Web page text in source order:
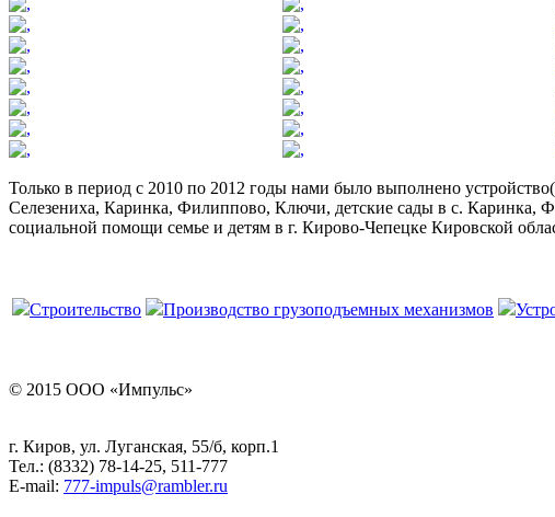
Только в период с 2010 по 2012 годы нами было выполнено
Селезениха, Каринка, Филиппово, Ключи, детские сады в с. Каринка,
социальной помощи семье и детям в г. Кирово-Чепецке Кировской
Строительство Производство грузоподъемных механизмов
© 2015 ООО «Импульс»
г. Киров, ул. Луганская, 55/б, корп.1
Тел.: (8332) 78-14-25, 511-777
E-mail: 777-impuls@rambler.ru